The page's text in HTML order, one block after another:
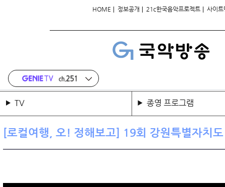
HOME | 정보공개 | 21c한국음악프로젝트 | 사이트
TV 종영 프로그램
[로컬여행, 오! 정해보고] 19회 강원특별자치